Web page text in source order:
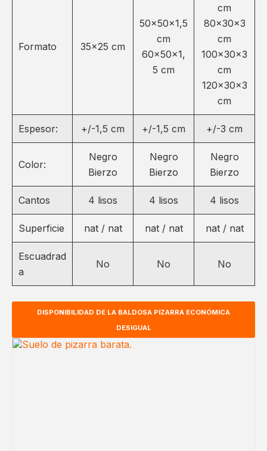
Formato 35×25 cm
50x50x1,5
cm
60x50x1,
5 cm
cm
80x30x3
cm
100x30x3
cm
120x30x3
cm
Espesor: +/-1,5 cm +/-1,5 cm +/-3 cm
Color:
Negro
Bierzo
Negro
Bierzo
Negro
Bierzo
Cantos 4 lisos 4 lisos 4 lisos
Superficie nat / nat nat / nat nat / nat
Escuadrad
a
No No No
DISPONIBILIDAD DE LA BALDOSA PIZARRA ECONÓMICA
DESIGUAL